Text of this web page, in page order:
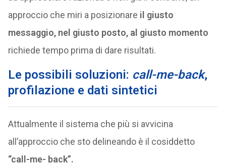
approccio che miri a posizionare il giusto
messaggio, nel giusto posto, al giusto momento
richiede tempo prima di dare risultati.
Le possibili soluzioni: call-me-back,
profilazione e dati sintetici
Attualmente il sistema che più si avvicina
all’approccio che sto delineando è il cosiddetto
“call-me- back”.